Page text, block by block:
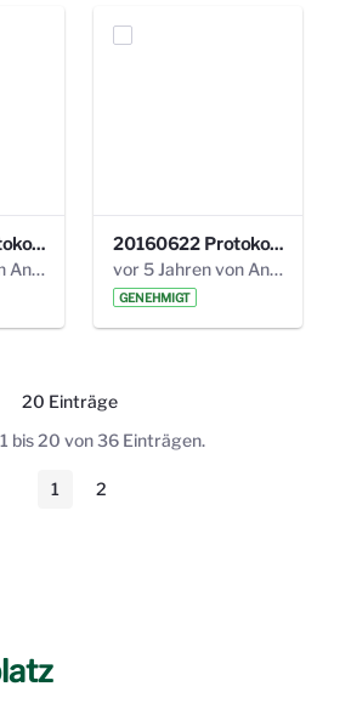
20160928 Protokoll 17. Steuerungskreis.pdf
vor 5 Jahren von Anni Schlumberger
20160622 Protokoll 16. Steuerungskreis.pdf
vor 5 Jahren von Anni Schlumberger
GENEHMIGT
20 Einträge
Pro Seite
bis 20 von 36 Einträgen.
Seite
1 Seite
2